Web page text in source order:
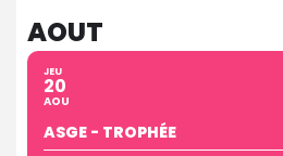
AOUT
JEU
20
AOU
ASGE - TROPHÉE